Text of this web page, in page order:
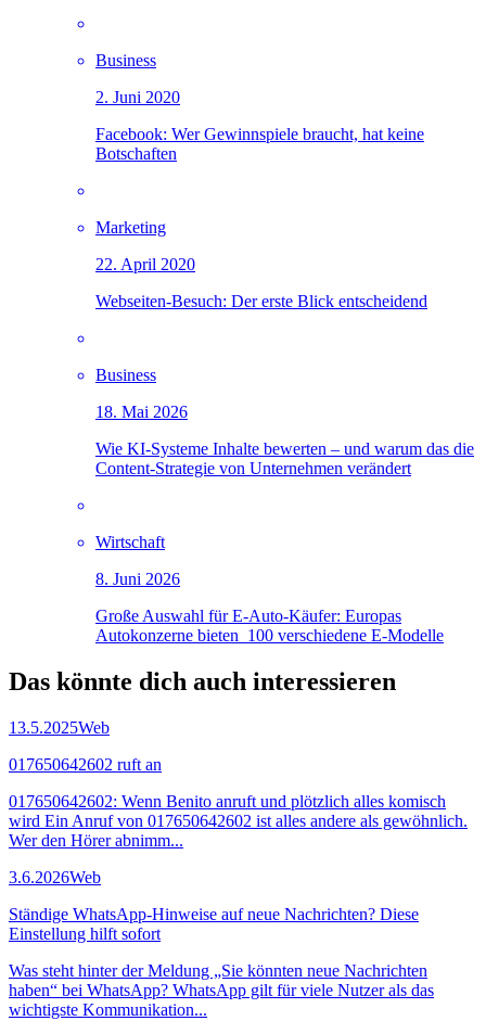
Business
2. Juni 2020
Facebook: Wer Gewinnspiele braucht, hat keine
Botschaften
Marketing
22. April 2020
Webseiten-Besuch: Der erste Blick entscheidend
Business
18. Mai 2026
Wie KI-Systeme Inhalte bewerten – und warum das die
Content-Strategie von Unternehmen verändert
Wirtschaft
8. Juni 2026
Große Auswahl für E-Auto-Käufer: Europas
Autokonzerne bieten 100 verschiedene E-Modelle
Das könnte dich auch interessieren
13.5.2025Web
017650642602 ruft an
017650642602: Wenn Benito anruft und plötzlich alles komisch
wird Ein Anruf von 017650642602 ist alles andere als gewöhnlich.
Wer den Hörer abnimm...
3.6.2026Web
Ständige WhatsApp-Hinweise auf neue Nachrichten? Diese
Einstellung hilft sofort
Was steht hinter der Meldung „Sie könnten neue Nachrichten
haben“ bei WhatsApp? WhatsApp gilt für viele Nutzer als das
wichtigste Kommunikation...